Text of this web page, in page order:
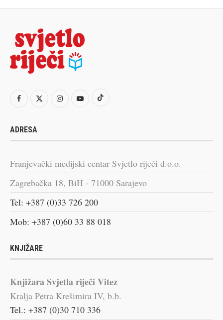
ADRESA
Franjevački medijski centar Svjetlo riječi d.o.o.
Zagrebačka 18, BiH - 71000 Sarajevo
Tel: +387 (0)33 726 200
Mob: +387 (0)60 33 88 018
KNJIŽARE
Knjižara Svjetla riječi Vitez
Kralja Petra Krešimira IV, b.b.
Tel.: +387 (0)30 710 336